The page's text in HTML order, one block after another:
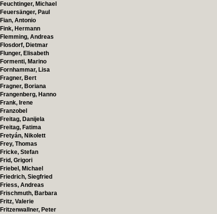
Feuchtinger, Michael
Feuersänger, Paul
Fian, Antonio
Fink, Hermann
Flemming, Andreas
Flosdorf, Dietmar
Flunger, Elisabeth
Formenti, Marino
Fornhammar, Lisa
Fragner, Bert
Fragner, Boriana
Frangenberg, Hanno
Frank, Irene
Franzobel
Freitag, Danijela
Freitag, Fatima
Fretyán, Nikolett
Frey, Thomas
Fricke, Stefan
Frid, Grigori
Friebel, Michael
Friedrich, Siegfried
Friess, Andreas
Frischmuth, Barbara
Fritz, Valerie
Fritzenwallner, Peter